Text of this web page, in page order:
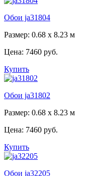
Обои ja31804
Размер: 0.68 x 8.23 м
Цена: 7460 руб.
Купить
Обои ja31802
Размер: 0.68 x 8.23 м
Цена: 7460 руб.
Купить
Обои ja32205